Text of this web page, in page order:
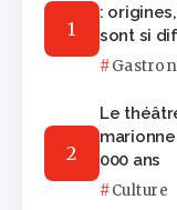
:
sont si
Le
000 ans
Culture